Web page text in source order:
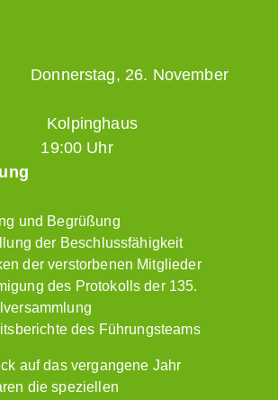
Donnerstag, 26. November
Uhr
und Begrüßung
der Beschlussfähigkeit
der verstorbenen Mitglieder
des Protokolls der 135.
des Führungsteams
auf das vergangene Jahr
die speziellen